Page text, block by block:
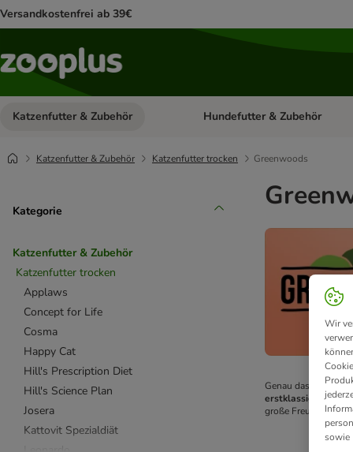
Versandkostenfrei ab 39€
Katzenfutter & Zubehör Kategorie-Menü öffnen:
Hundefutter & Zubehör
Katzenfutter & Zubehör Katzenfutter trocken Greenwoods
Kategorie
Katzenfutter & Zubehör
Katzenfutter trocken
Applaws
Concept for Life
Cosma
Happy Cat
Hill's Prescription Diet
Hill's Science Plan
Josera
Kattovit Spezialdiät
Genau das Richtige
erstklassiger und
große Freude bei
Wir
sowie